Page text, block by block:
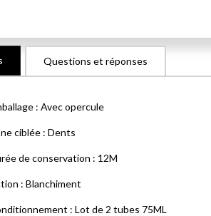
: Avec opercule
ciblée : Dents
de conservation : 12M
: Blanchiment
: Lot de 2 tubes 75ML
Questions et réponses